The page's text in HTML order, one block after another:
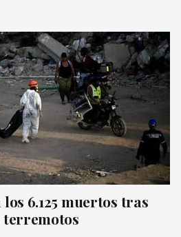
6.125 muertos tras
terremotos